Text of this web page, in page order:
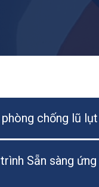
chống lũ
Sẵn sàng